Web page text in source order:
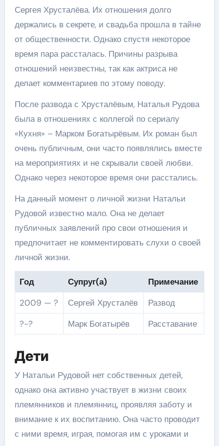
Сергея Хрусталёва. Их отношения долго
держались в секрете, и свадьба прошла в тайне
от общественности. Однако спустя некоторое
время пара рассталась. Причины разрыва
отношений неизвестны, так как актриса не
делает комментариев по этому поводу.
После развода с Хрусталёвым, Наталья Рудова
была в отношениях с коллегой по сериалу
«Кухня» – Марком Богатырёвым. Их роман был
очень публичным, они часто появлялись вместе
на мероприятиях и не скрывали своей любви.
Однако через некоторое время они расстались.
На данный момент о личной жизни Натальи
Рудовой известно мало. Она не делает
публичных заявлений про свои отношения и
предпочитает не комментировать слухи о своей
личной жизни.
Год Супруг(а)
Примечание
2009 — ?
Сергей Хрусталёв
Развод
?-?
Марк Богатырёв Расставание
Дети
У Натальи Рудовой нет собственных детей,
однако она активно участвует в жизни своих
племянников и племянниц, проявляя заботу и
внимание к их воспитанию. Она часто проводит
с ними время, играя, помогая им с уроками и